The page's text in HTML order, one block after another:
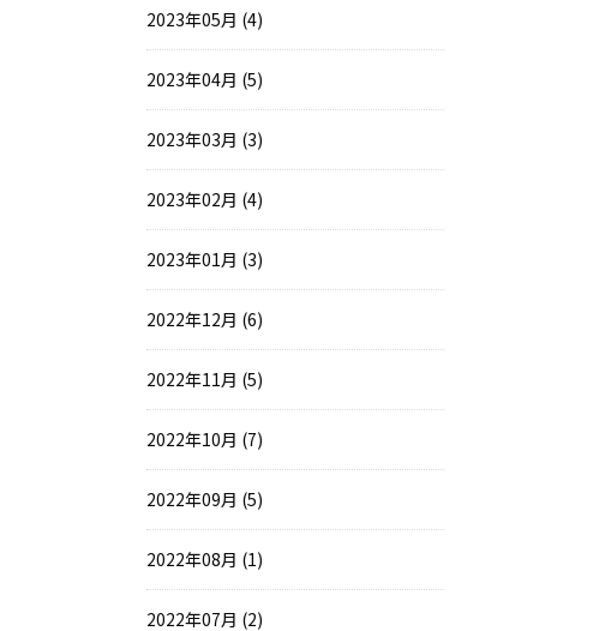
2023年05月 (4)
2023年04月 (5)
2023年03月 (3)
2023年02月 (4)
2023年01月 (3)
2022年12月 (6)
2022年11月 (5)
2022年10月 (7)
2022年09月 (5)
2022年08月 (1)
2022年07月 (2)